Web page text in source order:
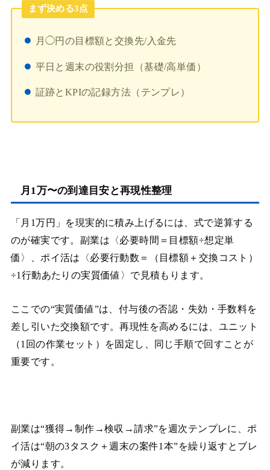
まず決める3点
月◯円の目標額と交換先/入金先
平日と週末の役割分担（基礎/高単価）
証跡とKPIの記録方法（テンプレ）
月1万〜の到達目安と再現性整理
「月1万円」を現実的に積み上げるには、式で逆算する
のが確実です。副業は〈必要時間＝目標額÷想定単
価〉、ポイ活は〈必要行動数＝（目標額＋交換コスト）
÷1行動あたりの実質価値〉で見積もります。
ここでの“実質価値”は、付与後の否認・失効・手数料を
差し引いた交換額です。再現性を高めるには、ユニット
（1回の作業セット）を固定し、同じ手順で回すことが
重要です。
副業は“獲得→制作→検収→請求”を週次テンプレに、ポ
イ活は“朝の3タスク＋週末の案件1本”を繰り返すとブレ
が減ります。